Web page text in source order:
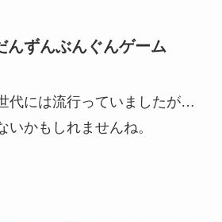
ずんぶんぐんゲーム
代には流行っていましたが…
いかもしれませんね。